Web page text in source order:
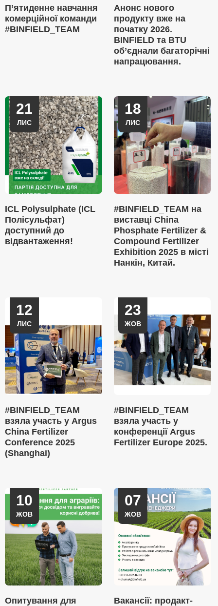
П’ятиденне навчання
комерційної команди
#BINFIELD_TEAM
Анонс нового
продукту вже на
початку 2026.
BINFIELD та BTU
об’єднали багаторічні
напрацювання.
21
ЛИС
ICL Polysulphate (ICL
Полісульфат)
доступний до
відвантаження!
18
ЛИС
#BINFIELD_TEAM на
виставці China
Phosphate Fertilizer &
Compound Fertilizer
Exhibition 2025 в місті
Нанкін, Китай.
12
ЛИС
#BINFIELD_TEAM
взяла участь у Argus
China Fertilizer
Conference 2025
(Shanghai)
23
ЖОВ
#BINFIELD_TEAM
взяла участь у
конференції Argus
Fertilizer Europe 2025.
10
ЖОВ
Опитування для
07
ЖОВ
Вакансії: продакт-